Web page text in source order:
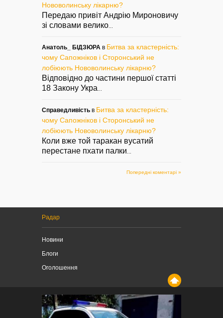
Нововолинську лікарню?
Передаю привіт Андрію Мироновичу
зі словами велико
Анатоль_ БІДЗЮРА в Битва за кластерність:
чому Сапожніков і Сторонський не
лобіюють Нововолинську лікарню?
Відповідно до частини першої статті
18 Закону Укра
Справедливість в Битва за кластерність:
чому Сапожніков і Сторонський не
лобіюють Нововолинську лікарню?
Коли вже той таракан вусатий
перестане пхати палки
Попередні коментарі »
Радар
Новини
Блоги
Оголошення